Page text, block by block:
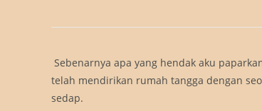
Sebenarnya apa yang hendak aku
telah mendirikan rumah tangga dengan
sedap.